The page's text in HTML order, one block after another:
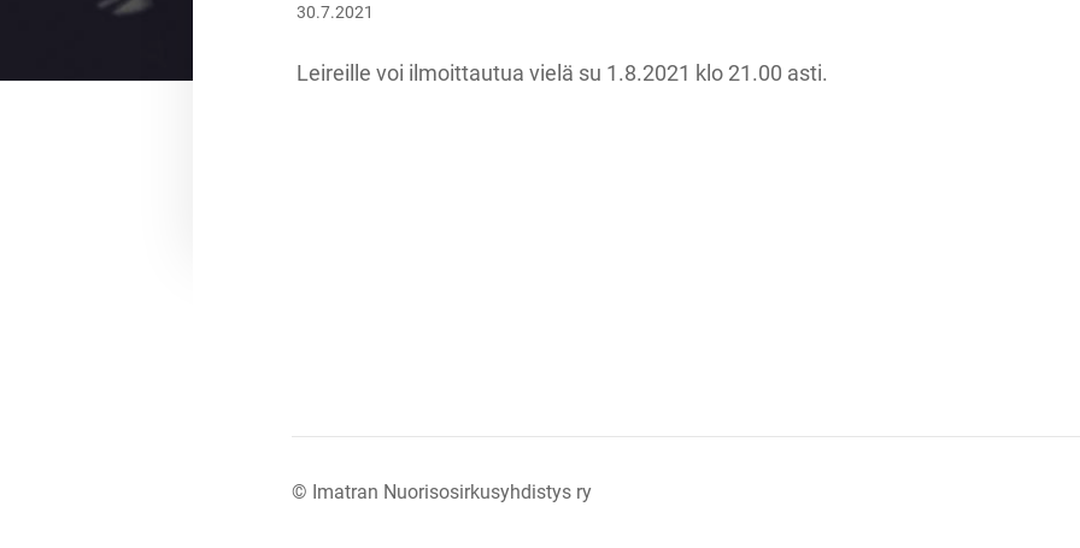
30.7.2021
Leireille voi ilmoittautua vielä su 1.8.2021 klo 21.00 asti.
© Imatran Nuorisosirkusyhdistys ry